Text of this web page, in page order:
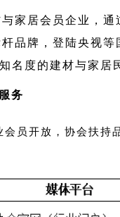
家居会员企业，
品牌，登陆央视等
名度的建材与家居
务
员开放，协会扶持